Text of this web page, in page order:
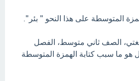
المتوسطة على هذا النحو " بئر".
الصف ثاني متوسط، الفصل
هو ما سبب كتابة الهمزة المتوسطة